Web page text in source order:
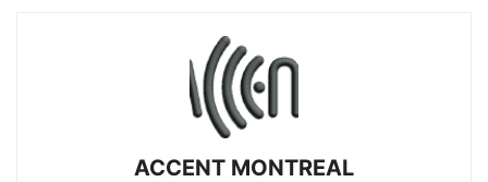
ACCENT MONTREAL